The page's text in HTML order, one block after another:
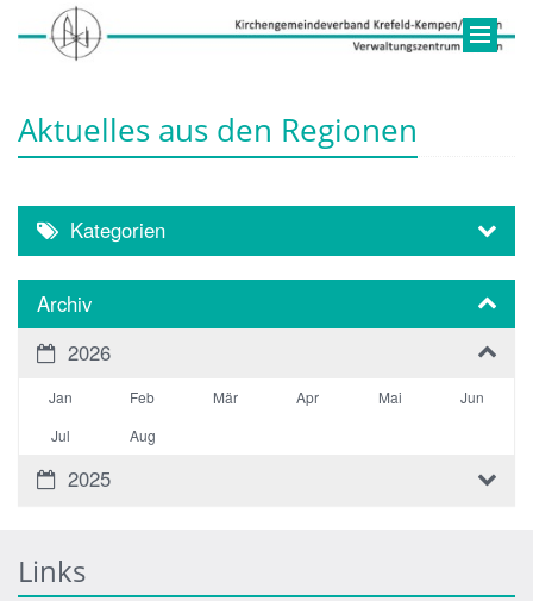
Aktuelles aus den Regionen
Kategorien
Archiv
2026
Jan Feb Mär Apr Mai
Jun
Jul
Aug
2025
Links